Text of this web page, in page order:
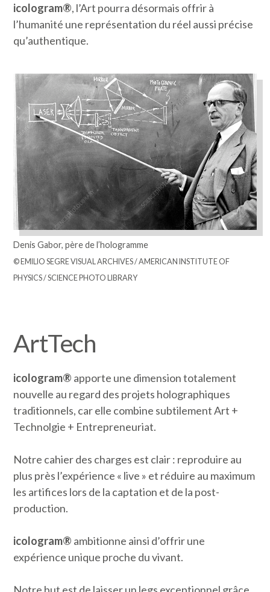
Denis Gabor, père de l’hologramme
© EMILIO SEGRE VISUAL ARCHIVES / AMERICAN INSTITUTE OF
PHYSICS / SCIENCE PHOTO LIBRARY
icologram®, l’Art pourra désormais offrir à
l’humanité une représentation du réel aussi précise
qu’authentique.
ArtTech
icologram® apporte une dimension totalement
nouvelle au regard des projets holographiques
traditionnels, car elle combine subtilement Art +
Technolgie + Entrepreneuriat.
Notre cahier des charges est clair : reproduire au
plus près l’expérience « live » et réduire au maximum
les artifices lors de la captation et de la post-
production.
icologram® ambitionne ainsi d’offrir une
expérience unique proche du vivant.